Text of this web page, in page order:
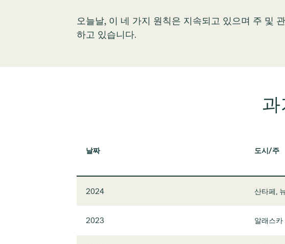
오늘날, 이 네 가지 원칙은 지속되고 있으며 주 및
하고 있습니다.
날짜 도시/주
2024 산타페,
2023 알래스